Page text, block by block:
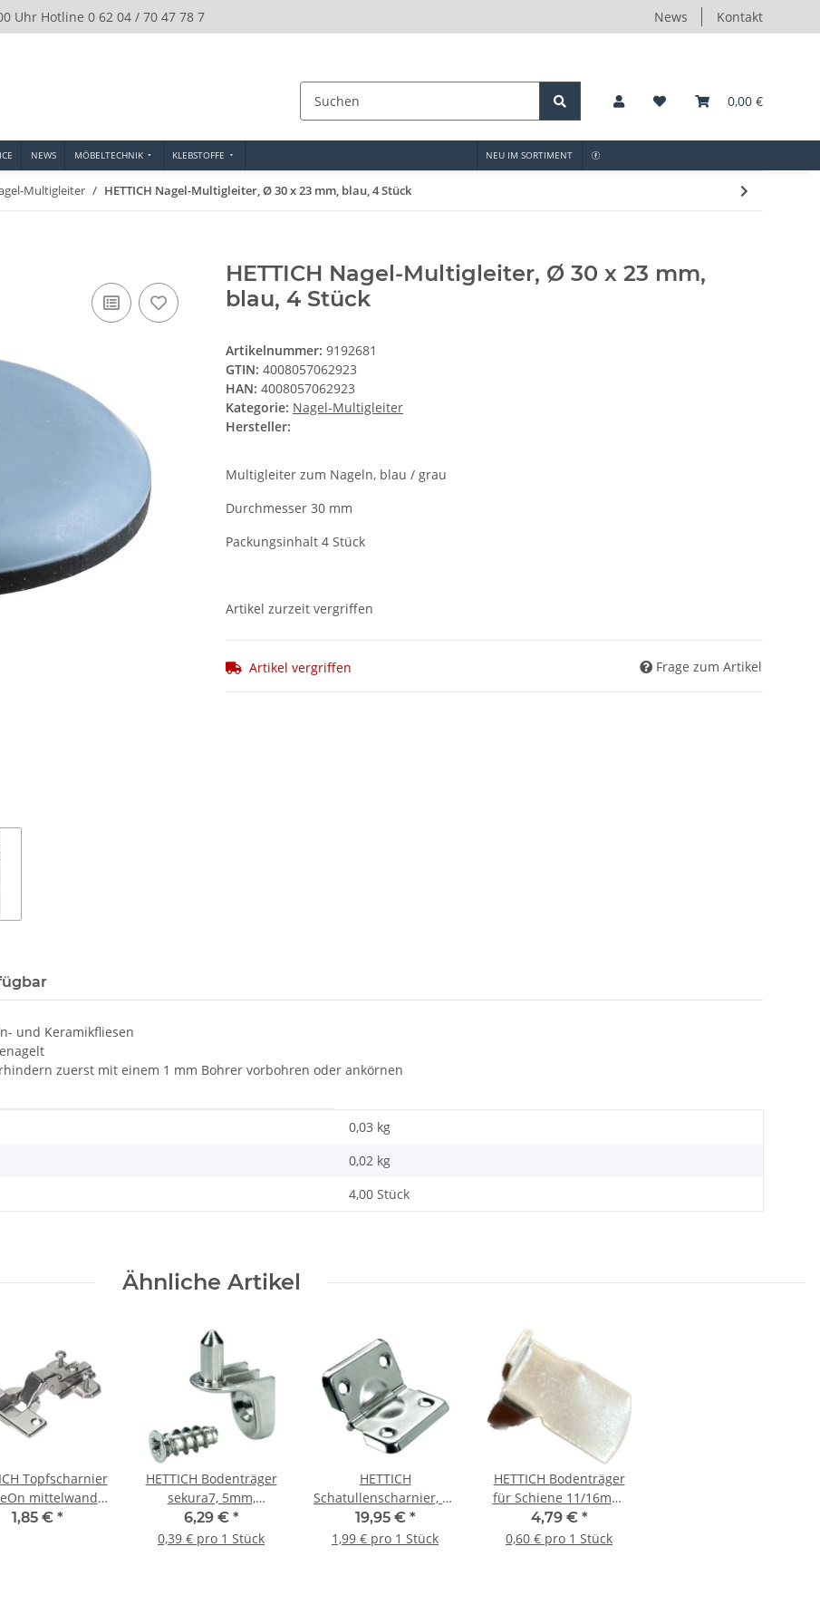
Uhr Hotline 0 62 04 / 70 47 78 7 News Kontakt
0,00 €
NEWS MÖBELTECHNIK KLEBSTOFFE NEU IM SORTIMENT
Multigleiter HETTICH Nagel-Multigleiter, Ø 30 x 23 mm, blau, 4 Stück
HETTICH Nagel-Multigleiter, Ø 30 x 23 mm,
blau, 4 Stück
Artikelnummer: 9192681
GTIN: 4008057062923
HAN: 4008057062923
Kategorie: Nagel-Multigleiter
Hersteller:
Multigleiter zum Nageln, blau / grau
Durchmesser 30 mm
Packungsinhalt 4 Stück
Artikel zurzeit vergriffen
Artikel vergriffen Frage zum Artikel
und Keramikfliesen
zuerst mit einem 1 mm Bohrer vorbohren oder ankörnen
0,03 kg
0,02 kg
4,00 Stück
Ähnliche Artikel
Topfscharnier
mittelwand
35mm
1,85 € *
HETTICH Bodenträger
sekura7, 5mm,
vernickelt, 16 Stück
6,29 € *
0,39 € pro 1 Stück
HETTICH
Schatullenscharnier, 40
x 45 mm, vernickelt, 10
Stück
19,95 € *
1,99 € pro 1 Stück
HETTICH Bodenträger
für Schiene 11/16mm,
vernickelt, 8 Stück
4,79 € *
0,60 € pro 1 Stück